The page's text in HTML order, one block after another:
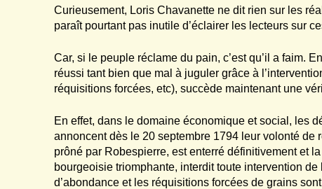
Curieusement, Loris Chavanette ne dit rien sur les
paraît pourtant pas inutile d’éclairer les lecteurs sur
Car, si le peuple réclame du pain, c’est qu’il a faim.
réussi tant bien que mal à juguler grâce à
réquisitions forcées, etc), succède maintenant une
En effet, dans le domaine économique et social, les
annoncent dès le 20 septembre 1794 leur volonté de
prôné par Robespierre, est enterré définitivement et
bourgeoisie triomphante, interdit toute intervention
d’abondance et les réquisitions forcées de grains